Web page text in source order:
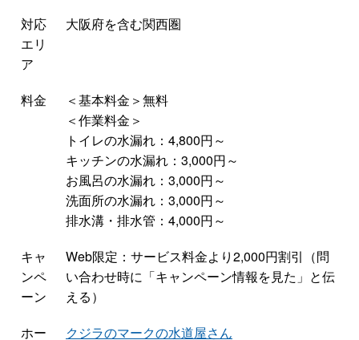
対応
エリ
ア
大阪府を含む関西圏
料金
＜基本料金＞無料
＜作業料金＞
トイレの水漏れ：4,800円～
キッチンの水漏れ：3,000円～
お風呂の水漏れ：3,000円～
洗面所の水漏れ：3,000円～
排水溝・排水管：4,000円～
キャ
ンペ
ーン
Web限定：サービス料金より2,000円割引（問
い合わせ時に「キャンペーン情報を見た」と伝
える）
ホー
クジラのマークの水道屋さん